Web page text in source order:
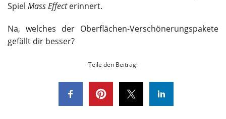
Spiel Mass Effecterinnert.
Na, welches der Oberflächen-Verschönerungspakete
gefällt dir besser?
Teile den Beitrag: